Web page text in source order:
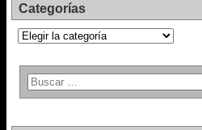
Categorías
Categorías